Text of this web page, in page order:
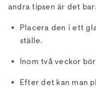
andra tipsen är det
Placera den i ett
ställe.
Inom två veckor
Efter det kan man